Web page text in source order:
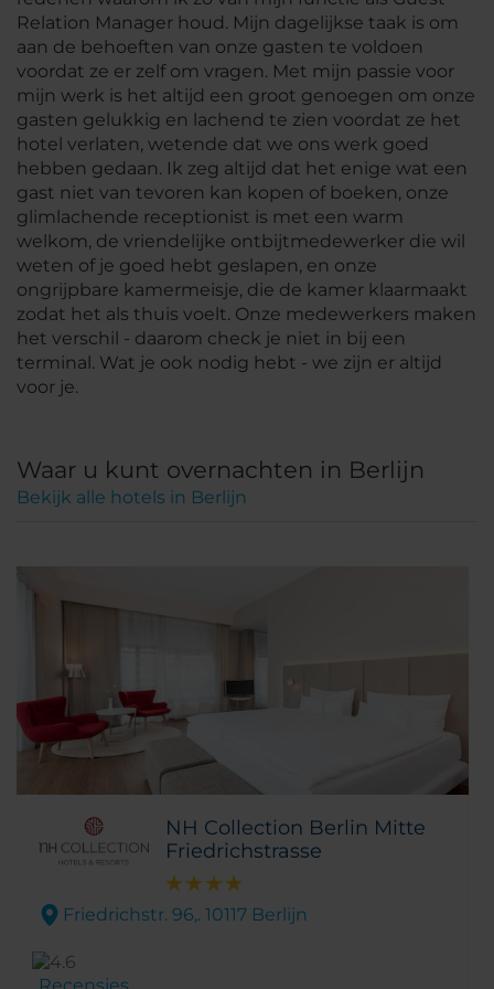
Relation Manager houd. Mijn dagelijkse taak is om
aan de behoeften van onze gasten te voldoen
voordat ze er zelf om vragen. Met mijn passie voor
mijn werk is het altijd een groot genoegen om onze
gasten gelukkig en lachend te zien voordat ze het
hotel verlaten, wetende dat we ons werk goed
hebben gedaan. Ik zeg altijd dat het enige wat een
gast niet van tevoren kan kopen of boeken, onze
glimlachende receptionist is met een warm
welkom, de vriendelijke ontbijtmedewerker die wil
weten of je goed hebt geslapen, en onze
ongrijpbare kamermeisje, die de kamer klaarmaakt
zodat het als thuis voelt. Onze medewerkers maken
het verschil - daarom check je niet in bij een
terminal. Wat je ook nodig hebt - we zijn er altijd
voor je.
Waar u kunt overnachten in Berlijn
Bekijk alle hotels in Berlijn
NH Collection Berlin Mitte
Friedrichstrasse
Friedrichstr. 96,. 10117 Berlijn